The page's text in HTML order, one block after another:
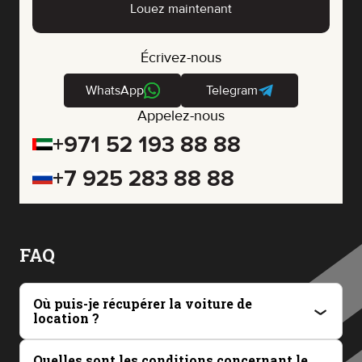
Louez maintenant
Écrivez-nous
WhatsApp Telegram
Appelez-nous
+971 52 193 88 88
+7 925 283 88 88
FAQ
Où puis-je récupérer la voiture de
location ?
Vous pouvez récupérer votre véhicule à notre bureau situé à Dubaï
hôtel ou à l'aéroport de Dubaï. Nous vous retrouvons à l'adresse de